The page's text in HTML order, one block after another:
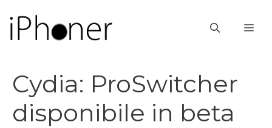
contenuto
Cydia: ProSwitcher
disponibile in beta